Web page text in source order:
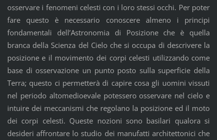
osservare i fenomeni celesti con i loro stessi occhi. Per poter
fare questo è necessario conoscere almeno i principi
fondamentali dell’Astronomia di Posizione che è quella
branca della Scienza del Cielo che si occupa di descrivere la
posizione e il movimento dei corpi celesti utilizzando come
base di osservazione un punto posto sulla superficie della
Terra; questo ci permetterà di capire cosa gli uomini vissuti
nel periodo altomedioevale potessero osservare nel cielo e
intuire dei meccanismi che regolano la posizione ed il moto
dei corpi celesti. Queste nozioni sono basilari qualora si
desideri affrontare lo studio dei manufatti architettonici che